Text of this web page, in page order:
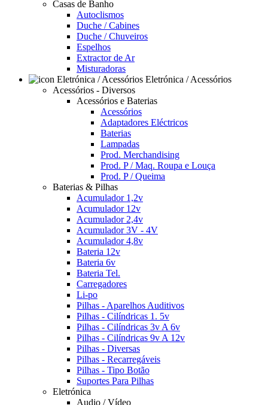
Casas de Banho
Autoclismos
Duche / Cabines
Duche / Chuveiros
Espelhos
Extractor de Ar
Misturadoras
Eletrónica / Acessórios
Acessórios - Diversos
Acessórios e Baterias
Acessórios
Adaptadores Eléctricos
Baterias
Lampadas
Prod. Merchandising
Prod. P / Maq. Roupa e Louça
Prod. P / Queima
Baterias & Pilhas
Acumulador 1,2v
Acumulador 12v
Acumulador 2,4v
Acumulador 3V - 4V
Acumulador 4,8v
Bateria 12v
Bateria 6v
Bateria Tel.
Carregadores
Li-po
Pilhas - Aparelhos Auditivos
Pilhas - Cilíndricas 1. 5v
Pilhas - Cilíndricas 3v A 6v
Pilhas - Cilíndricas 9v A 12v
Pilhas - Diversas
Pilhas - Recarregáveis
Pilhas - Tipo Botão
Suportes Para Pilhas
Eletrónica
Audio / Vídeo